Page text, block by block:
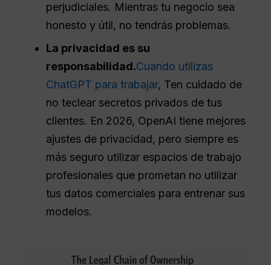
perjudiciales. Mientras tu negocio sea
honesto y útil, no tendrás problemas.
La privacidad es su
responsabilidad.Cuando utilizas
ChatGPT para trabajar, Ten cuidado de
no teclear secretos privados de tus
clientes. En 2026, OpenAI tiene mejores
ajustes de privacidad, pero siempre es
más seguro utilizar espacios de trabajo
profesionales que prometan no utilizar
tus datos comerciales para entrenar sus
modelos.